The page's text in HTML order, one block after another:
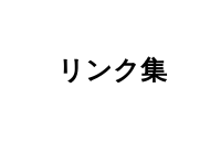
リンク集